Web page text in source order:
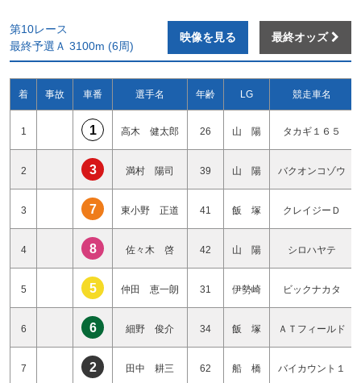
第10レース
最終予選Ａ 3100m (6周)
映像を見る 最終オッズ
着 事故 車番 選手名 年齢 LG 競走車名
1 1 高木 健太郎 26 山 陽 タカギ１６５
2 3 満村 陽司 39 山 陽 バクオンコゾウ
3 7 東小野 正道 41 飯 塚 クレイジーＤ
4 8 佐々木 啓 42 山 陽 シロハヤテ
5 5 仲田 恵一朗 31 伊勢崎 ビックナカタ
6 6 細野 俊介 34 飯 塚 ＡＴフィールド
7 2 田中 耕三 62 船 橋 バイカウント１